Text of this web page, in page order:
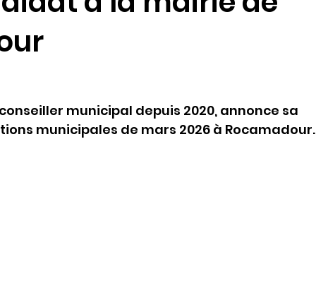
municipal depuis 2020, annonce sa
municipales de mars 2026 à Rocamadour.